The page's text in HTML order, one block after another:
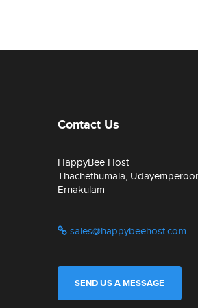
Contact Us
HappyBee Host
Thachethumala, Udayemperoor
Ernakulam
sales@happybeehost.com
SEND US A MESSAGE